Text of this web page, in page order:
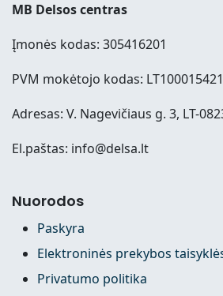
MB Delsos centras
Įmonės kodas: 305416201
PVM mokėtojo kodas:
Adresas: V. Nagevičiaus g. 3, LT-
El.paštas: info@delsa.lt
Nuorodos
Paskyra
Elektroninės prekybos
Privatumo politika